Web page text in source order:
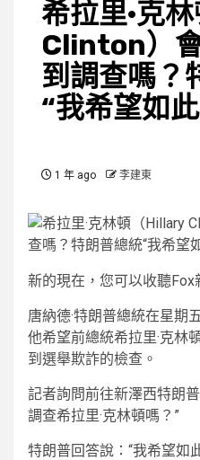
希拉里·克
Clinton）
到調查嗎？
“我希望如
1 年 ago 李建東
新的現在，您可以收聽Fox
唐納德·特朗普總統在星期
他希望前總統希拉里·克林
到選舉欺詐的檢查。
記者詢問前往新澤西特朗
調查希拉里·克林頓嗎？”
特朗普回答說：“我希望如